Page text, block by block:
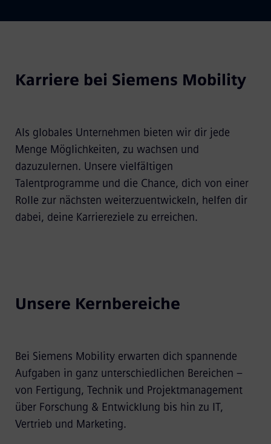
Karriere bei Siemens Mobility
Als globales Unternehmen bieten wir dir jede
Menge Möglichkeiten, zu wachsen und
dazuzulernen. Unsere vielfältigen
Talentprogramme und die Chance, dich von einer
Rolle zur nächsten weiterzuentwickeln, helfen dir
dabei, deine Karriereziele zu erreichen.
Unsere Kernbereiche
Bei Siemens Mobility erwarten dich spannende
Aufgaben in ganz unterschiedlichen Bereichen –
von Fertigung, Technik und Projektmanagement
über Forschung & Entwicklung bis hin zu IT,
Vertrieb und Marketing.